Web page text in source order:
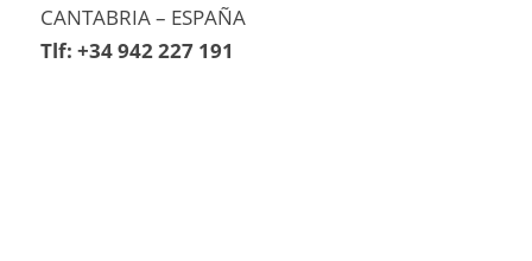
CANTABRIA – ESPAÑA
Tlf: +34 942 227 191